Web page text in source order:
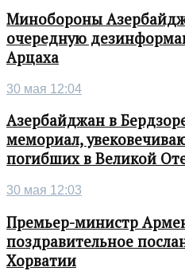
Минобороны
очередную
Арцаха
30 мая 12:04
Азербайджан в
мемориал,
погибших в Великой
30 мая 12:03
Премьер-министр
поздравительное
Хорватии